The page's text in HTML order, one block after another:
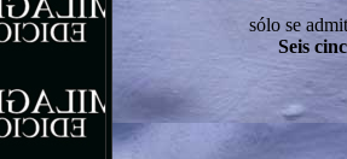
sólo se
Seis